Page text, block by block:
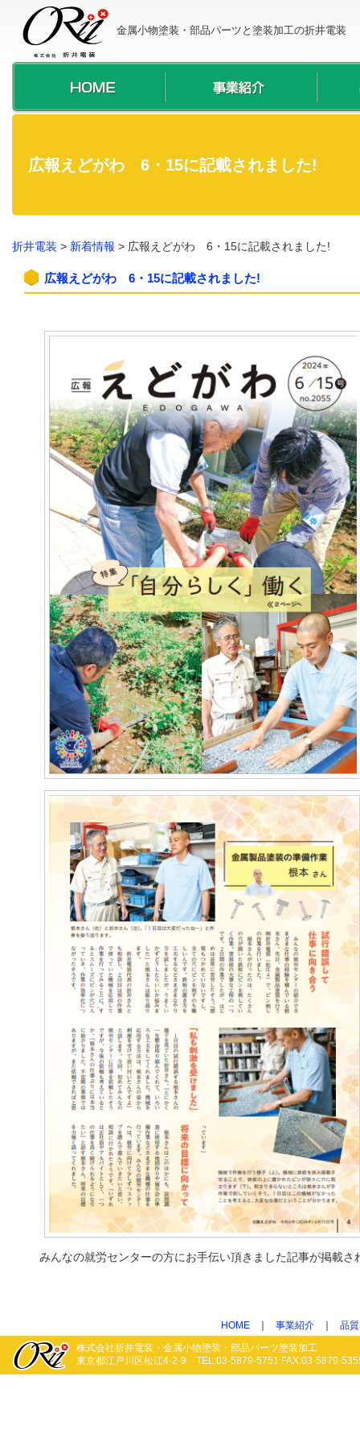
金属小物塗装・部品パーツと塗装加工の折井電装
広報えどがわ 6・15に記載されました!
折井電装 > 新着情報 > 広報えどがわ 6・15に記載されました!
広報えどがわ 6・15に記載されました!
みんなの就労センターの方にお手伝い頂きました記事が掲載さ
HOME 事業紹介
品
株式会社折井電装・金属小物塗装・部品パーツ塗装加工
東京都江戸川区松江4-2-9 TEL:03-5879-5751 FAX:03-5879-